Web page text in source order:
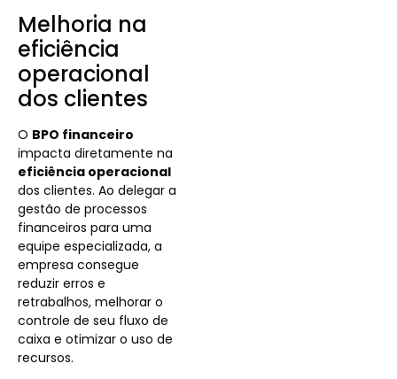
Melhoria na
eficiência
operacional
dos clientes
O BPO financeiro
impacta diretamente na
eficiência operacional
dos clientes. Ao delegar a
gestão de processos
financeiros para uma
equipe especializada, a
empresa consegue
reduzir erros e
retrabalhos, melhorar o
controle de seu fluxo de
caixa e otimizar o uso de
recursos.